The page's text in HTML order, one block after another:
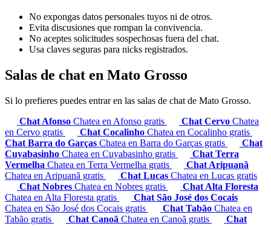
No expongas datos personales tuyos ni de otros.
Evita discusiones que rompan la convivencia.
No aceptes solicitudes sospechosas fuera del chat.
Usa claves seguras para nicks registrados.
Salas de chat en Mato Grosso
Si lo prefieres puedes entrar en las salas de chat de Mato Grosso.
Chat Afonso Chatea en Afonso gratis Chat Cervo Chatea
en Cervo gratis
Chat Cocalinho Chatea en Cocalinho gratis
Chat Barra do Garças Chatea en Barra do Garças gratis
Chat
Cuyabasinho Chatea en Cuyabasinho gratis
Chat Terra
Vermelha Chatea en Terra Vermelha gratis
Chat Aripuanã
Chatea en Aripuanã gratis
Chat Lucas Chatea en Lucas gratis
Chat Nobres Chatea en Nobres gratis
Chat Alta Floresta
Chatea en Alta Floresta gratis
Chat São José dos Cocais
Chatea en São José dos Cocais gratis
Chat Tabão Chatea en
Tabão gratis
Chat Canoã Chatea en Canoã gratis
Chat